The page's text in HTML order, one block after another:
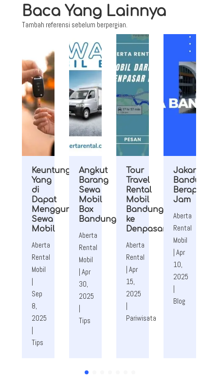
Baca Yang Lainnya
Tambah referensi sebelum berpergian.
Keuntungan
Yang
di
Dapat
Menggunakan
Sewa
Mobil
Aberta
Rental
Mobil
|
Sep
8,
2025
|
Tips
Angkut
Barang
Sewa
Mobil
Box
Bandung
Aberta
Rental
Mobil
| Apr
30,
2025
|
Tips
Tour
Travel
Rental
Mobil
Bandung
ke
Denpasar
Aberta
Rental
| Apr
15,
2025
|
Pariwisata
Jakarta
Bandung
Berapa
Jam
Aberta
Rental
Mobil
| Apr
10,
2025
|
Blog